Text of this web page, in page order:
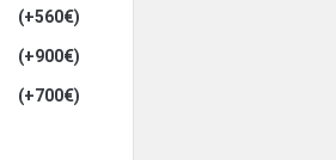
(+560€)
(+900€)
(+700€)